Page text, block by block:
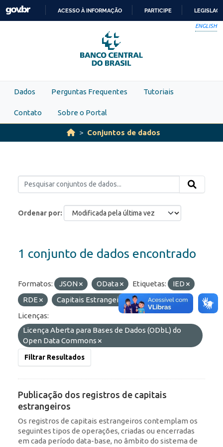
Skip to main content
PARA
O
CONTEÚDO
ACESSO À INFORMAÇÃO PARTICIPE
ENGLISH
Dados Perguntas Frequentes Tutoriais
Contato Sobre o Portal
Conjuntos de dados
Ordenar por
1 conjunto de dados encontrado
Formatos: JSON OData Etiquetas:
IED
RDE
Capitais Estrangeiros
Portfólio
Licenças:
Licença Aberta para Bases de Dados (ODbL) do
Open Data Commons
Filtrar Resultados
Publicação dos registros de capitais
estrangeiros
Os registros de capitais estrangeiros contemplam os
seguintes tipos de operações, criadas ou encerradas
em cada período data-base, no âmbito do sistema de